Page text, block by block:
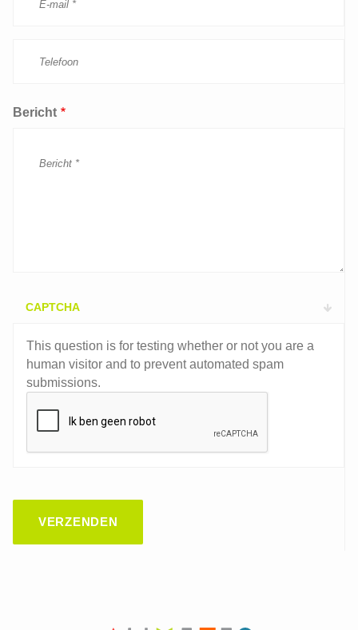
Bericht
CAPTCHA
This question is for testing whether or not you are a
human visitor and to prevent automated spam
submissions.